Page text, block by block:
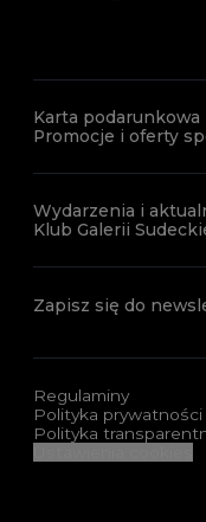
Karta podarunkowa
Promocje i oferty
Wydarzenia i
Klub Galerii
Zapisz się do
Regulaminy
Polityka prywatności
Polityka